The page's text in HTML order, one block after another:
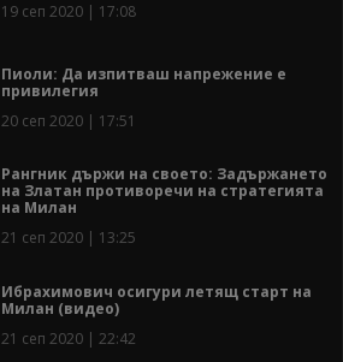
19 сеп 2020 | 17:08
Пиоли: Да изпитваш напрежение е
привилегия
20 сеп 2020 | 17:51
Рангник държи на своето: Задържането
на Златан противоречи на стратегията
на Милан
21 сеп 2020 | 13:25
Ибрахимович осигури летящ старт на
Милан (видео)
21 сеп 2020 | 22:42